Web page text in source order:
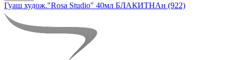
Гуаш худож."Rosa Studio" 40мл БЛАКИТНАн (922)